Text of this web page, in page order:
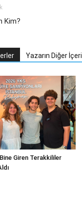
Kim?
Yazarın Diğer
Giren Terakkililer